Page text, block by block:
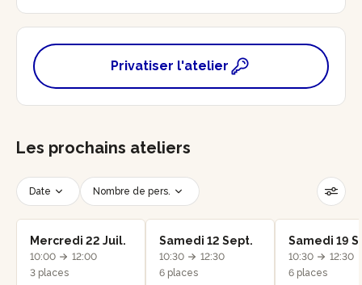
Privatiser l'atelier
Les prochains ateliers
Date Nombre de pers.
Créneau horaire Réinitialiser les filtres
Mercredi 22 Juil.
10:00
12:00
3 places
Samedi 12 Sept.
10:30
12:30
6 places
Samedi 19
10:30
12:30
6 places